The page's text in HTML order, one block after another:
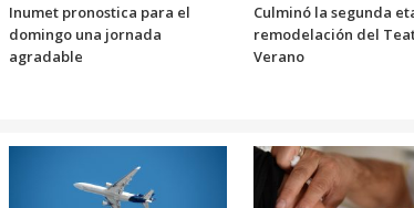
Inumet pronostica para el
domingo una jornada
agradable
Culminó la segunda
remodelación del
Verano